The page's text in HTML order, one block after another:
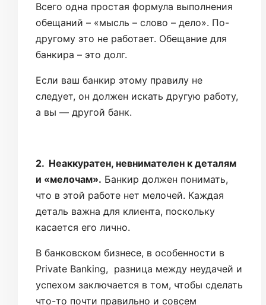
Всего одна простая формула выполнения
обещаний – «мысль – слово – дело». По-
другому это не работает. Обещание для
банкира – это долг.
Если ваш банкир этому правилу не
следует, он должен искать другую работу,
а вы — другой банк.
2. Неаккуратен, невнимателен к деталям
и «мелочам». Банкир должен понимать,
что в этой работе нет мелочей. Каждая
деталь важна для клиента, поскольку
касается его лично.
В банковском бизнесе, в особенности в
Private Banking, разница между неудачей и
успехом заключается в том, чтобы сделать
что-то почти правильно и совсем